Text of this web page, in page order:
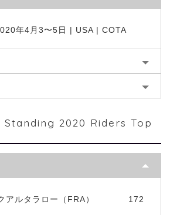
年4月3〜5日 | USA | COTA
2020 Riders Top
アルタラロー（FRA）
172